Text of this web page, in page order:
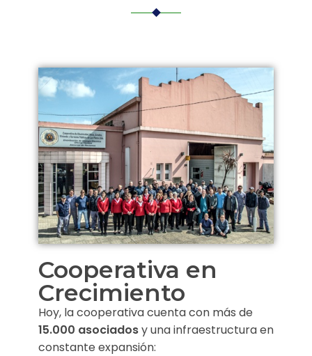
Cooperativa en
Crecimiento
Hoy, la cooperativa cuenta con más de
15.000 asociadosy una infraestructura en
constante expansión: